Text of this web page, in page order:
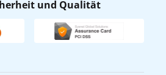
und Qualität